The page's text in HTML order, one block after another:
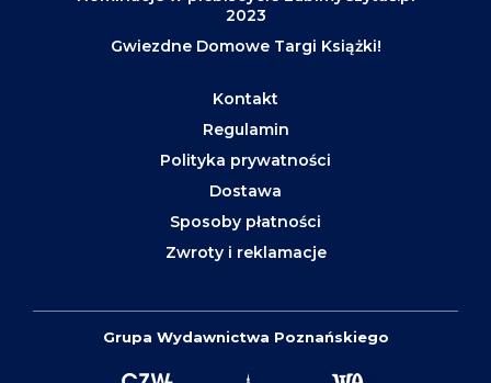
2023
Gwiezdne Domowe Targi Książki!
Kontakt
Regulamin
Polityka prywatności
Dostawa
Sposoby płatności
Zwroty i reklamacje
Grupa Wydawnictwa Poznańskiego